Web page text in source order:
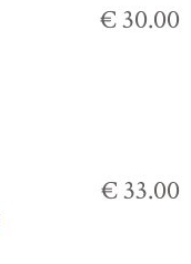
€ 30.00
€ 33.00